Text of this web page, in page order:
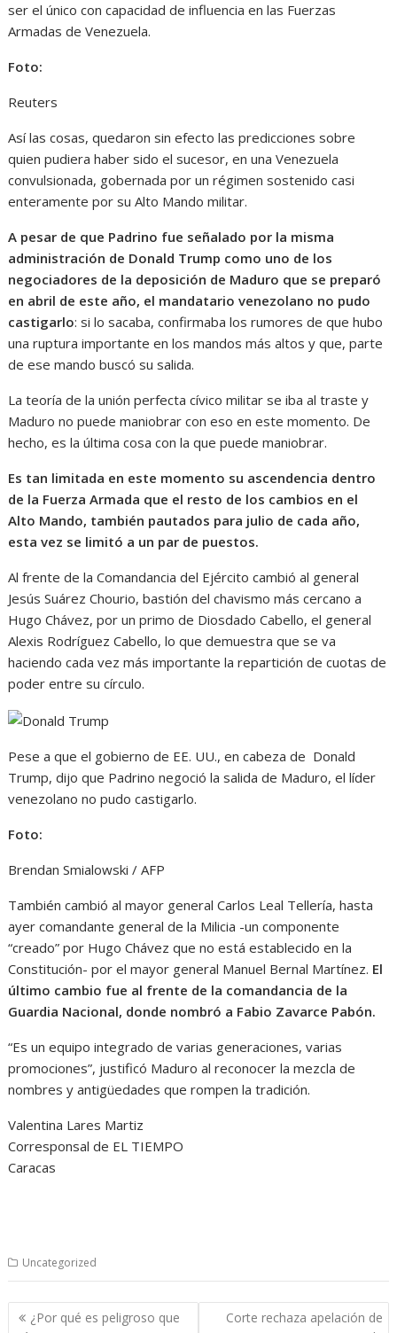
ser el único con capacidad de influencia en las Fuerzas
Armadas de Venezuela.
Foto:
Reuters
Así las cosas, quedaron sin efecto las predicciones sobre
quien pudiera haber sido el sucesor, en una Venezuela
convulsionada, gobernada por un régimen sostenido casi
enteramente por su Alto Mando militar.
A pesar de que Padrino fue señalado por la misma
administración de Donald Trump como uno de los
negociadores de la deposición de Maduro que se preparó
en abril de este año, el mandatario venezolano no pudo
castigarlo: si lo sacaba, confirmaba los rumores de que hubo
una ruptura importante en los mandos más altos y que, parte
de ese mando buscó su salida.
La teoría de la unión perfecta cívico militar se iba al traste y
Maduro no puede maniobrar con eso en este momento. De
hecho, es la última cosa con la que puede maniobrar.
Es tan limitada en este momento su ascendencia dentro
de la Fuerza Armada que el resto de los cambios en el
Alto Mando, también pautados para julio de cada año,
esta vez se limitó a un par de puestos.
Al frente de la Comandancia del Ejército cambió al general
Jesús Suárez Chourio, bastión del chavismo más cercano a
Hugo Chávez, por un primo de Diosdado Cabello, el general
Alexis Rodríguez Cabello, lo que demuestra que se va
haciendo cada vez más importante la repartición de cuotas de
poder entre su círculo.
Pese a que el gobierno de EE. UU., en cabeza de Donald
Trump, dijo que Padrino negoció la salida de Maduro, el líder
venezolano no pudo castigarlo.
Foto:
Brendan Smialowski / AFP
También cambió al mayor general Carlos Leal Tellería, hasta
ayer comandante general de la Milicia -un componente
“creado” por Hugo Chávez que no está establecido en la
Constitución- por el mayor general Manuel Bernal Martínez. El
último cambio fue al frente de la comandancia de la
Guardia Nacional, donde nombró a Fabio Zavarce Pabón.
“Es un equipo integrado de varias generaciones, varias
promociones”, justificó Maduro al reconocer la mezcla de
nombres y antigüedades que rompen la tradición.
Valentina Lares Martiz
Corresponsal de EL TIEMPO
Caracas
Uncategorized
Navegación
¿Por qué es peligroso que
Corte rechaza apelación de